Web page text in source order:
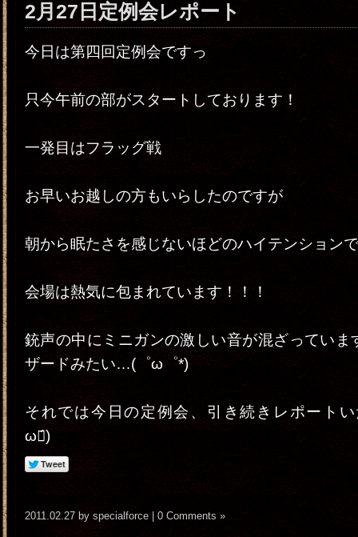
2月27日定例会レポート
今日は第四回定例会ですっ
只今午前の部がスタートしております！
一発目はフラッグ戦
お早いお越しの方もいらしたのですが
朝から眠たさを感じないほどのハイテンション
会場は熱気に包まれています！！！
銃声の中にミニガンの激しい音が混ざっていま
ザードみたい…(゜ω゜*)
それでは今日の定例会、引き続きレポート
ω・́)ゝ
2011.02.27 by specialforce | 0 Comments »